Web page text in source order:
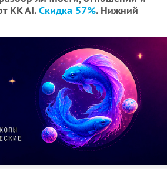
KK AI.Скидка 57%. Нижний